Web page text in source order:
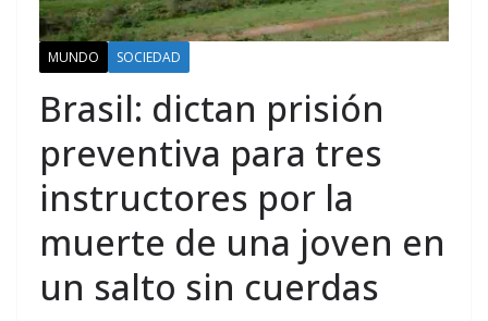
MUNDO SOCIEDAD
Brasil: dictan prisión
preventiva para tres
instructores por la
muerte de una joven en
un salto sin cuerdas